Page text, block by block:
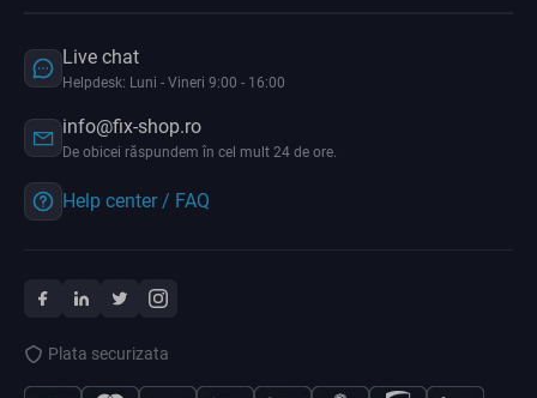
Live chat
Helpdesk: Luni - Vineri 9:00 - 16:00
info@fix-shop.ro
De obicei răspundem în cel mult 24 de ore.
Help center / FAQ
Plata securizata